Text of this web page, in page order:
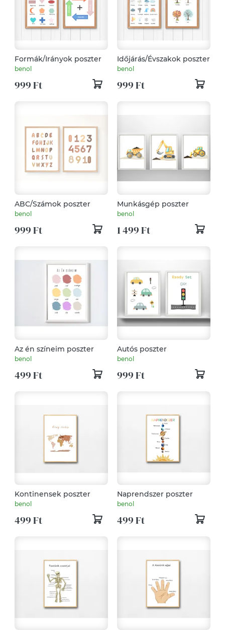
Formák/Irányok poszter
benol
999 Ft
Időjárás/Évszakok poszter
benol
999 Ft
ABC/Számok poszter
benol
999 Ft
Munkásgép poszter
benol
1 499 Ft
Az én színeim poszter
benol
499 Ft
Autós poszter
benol
999 Ft
Kontinensek poszter
benol
499 Ft
Naprendszer poszter
benol
499 Ft